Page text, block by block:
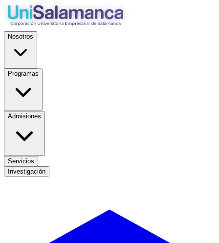
Nosotros
Programas
Admisiones
Servicios
Investigación